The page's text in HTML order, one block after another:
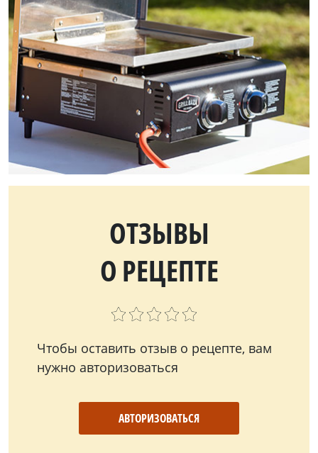
ОТЗЫВЫ
О РЕЦЕПТЕ
Чтобы оставить отзыв о рецепте, вам
нужно авторизоваться
АВТОРИЗОВАТЬСЯ